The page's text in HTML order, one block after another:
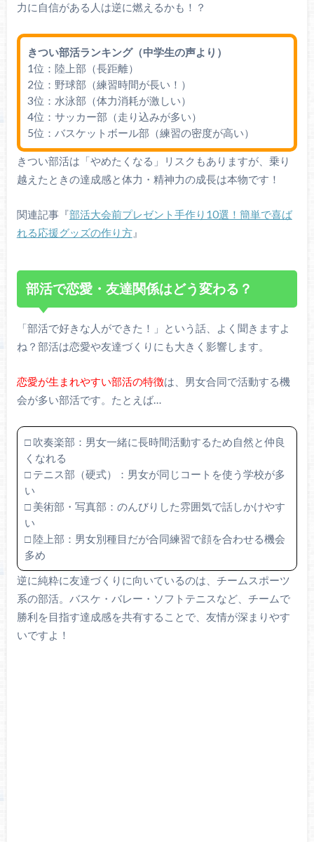
力に自信がある人は逆に燃えるかも！？
きつい部活ランキング（中学生の声より）
1位：陸上部（長距離）
2位：野球部（練習時間が長い！）
3位：水泳部（体力消耗が激しい）
4位：サッカー部（走り込みが多い）
5位：バスケットボール部（練習の密度が高い）
きつい部活は「やめたくなる」リスクもありますが、乗り
越えたときの達成感と体力・精神力の成長は本物です！
関連記事『部活大会前プレゼント手作り10選！簡単で喜ば
れる応援グッズの作り方』
部活で恋愛・友達関係はどう変わる？
「部活で好きな人ができた！」という話、よく聞きますよ
ね？部活は恋愛や友達づくりにも大きく影響します。
恋愛が生まれやすい部活の特徴は、男女合同で活動する機
会が多い部活です。たとえば…
□ 吹奏楽部：男女一緒に長時間活動するため自然と仲良
くなれる
□ テニス部（硬式）：男女が同じコートを使う学校が多
い
□ 美術部・写真部：のんびりした雰囲気で話しかけやす
い
□ 陸上部：男女別種目だが合同練習で顔を合わせる機会
多め
逆に純粋に友達づくりに向いているのは、チームスポーツ
系の部活。バスケ・バレー・ソフトテニスなど、チームで
勝利を目指す達成感を共有することで、友情が深まりやす
いですよ！